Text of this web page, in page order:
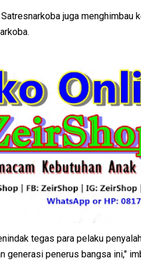
juga menghimbau
tegas para pelaku
generasi penerus bangsa ini,"